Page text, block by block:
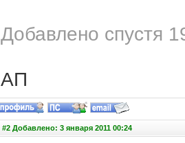
Добавлено спустя
АП
#2 Добавлено: 3 января 2011 00:24